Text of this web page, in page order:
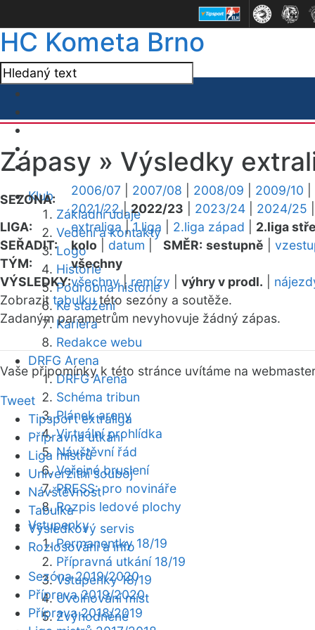
HC Kometa Brno
Klub
Základní údaje
Vedení a kontakty
Logo
Historie
Podrobná historie
Ke stažení
Kariéra
Redakce webu
DRFG Arena
DRFG Arena
Schéma tribun
Plánek areny
Virtuální prohlídka
Návštěvní řád
Veřejné bruslení
PRESS: pro novináře
Rozpis ledové plochy
Vstupenky
Permanentky 18/19
Přípravná utkání 18/19
Vstupenky 18/19
Uvolňování míst
Zvýhodněné
Zápasy » Výsledky
SEZONA:
2006/07 2007/08 2008/09 2009/10
2021/22|2022/23 2023/24 2024/25
LIGA:
extraliga |1.liga 2.liga západ 2.liga
SEŘADIT:
kolo datum SMĚR: sestupně
TÝM:
všechny
VÝSLEDKY:všechny|remízy výhry v prodl.
Zobrazit tabulkutéto sezóny a soutěže.
Zadaným parametrům nevyhovuje žádný zápas.
Vaše připomínky k této stránce uvítáme na webmaster
Tweet
Tipsport extraliga
Přípravná utkání
Liga mistrů
Univerzitní souboj
Návštěvnost
Tabulka
Výsledkový servis
Rozlosování a info
Sezóna 2019/2020
Příprava 2019/2020
Příprava 2018/2019